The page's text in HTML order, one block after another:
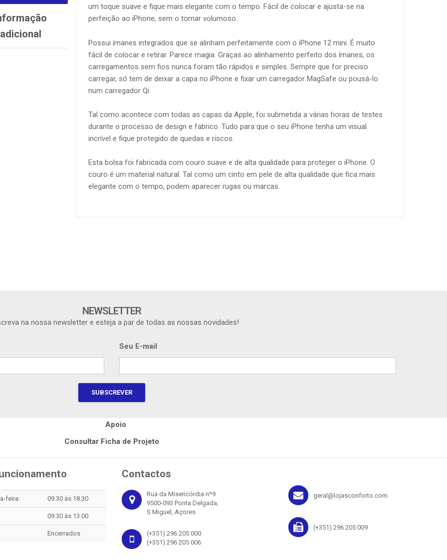
adicional
um toque suave e fique mais elegante com o tempo. Fácil de colocar e ajusta-se na
perfeição ao iPhone, sem o tornar volumoso.
Possui ímanes integrados que se alinham perfeitamente com o iPhone 12 mini. É muito
fácil de colocar e retirar. Parece magia. Graças ao alinhamento perfeito dos ímanes, os
carregamentos sem fios nunca foram tão rápidos e simples. Sempre que for preciso
carregar, só tem de deixar a capa no iPhone e fixar um carregador MagSafe ou pousá-lo
num carregador Qi.
Tal como acontece com todas as capas da Apple, foi submetida a várias horas de testes
durante o processo de design e fabrico. Tudo para que o seu iPhone tenha um visual
incrível e fique protegido de quedas e riscos.
Esta bolsa foi fabricada com couro suave e de alta qualidade para proteger o iPhone. O
couro é um material natural. Tal como um cinto em pele de alta qualidade que fica mais
elegante com o tempo, podem aparecer rugas ou marcas.
NEWSLETTER
na nossa newsletter e esteja a par de todas as nossas novidades!
Seu E-mail
Consultar Ficha de Projeto
feira: 09.30 às 18.30
09.30 às 13.00
Encerrados
Contactos
Rua da Misericórdia nº9
9500-093 Ponta Delgada,
S.Miguel, Açores
(+351) 296 205 000
(+351) 296 205 006
geral@lojasconforto.com
(+351) 296 205 009